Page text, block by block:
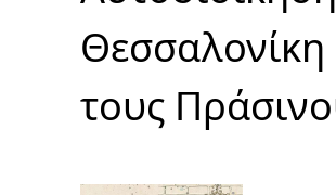
Θεσσαλονίκη
τους